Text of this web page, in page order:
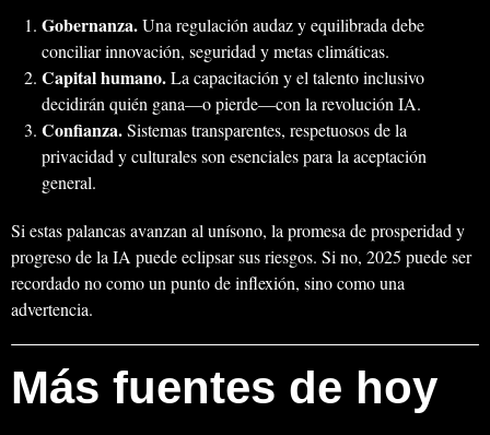
Gobernanza.Una regulación audaz y equilibrada debe
conciliar innovación, seguridad y metas climáticas.
Capital humano.La capacitación y el talento inclusivo
decidirán quién gana—o pierde—con la revolución IA.
Confianza.Sistemas transparentes, respetuosos de la
privacidad y culturales son esenciales para la aceptación
general.
Si estas palancas avanzan al unísono, la promesa de prosperidad y
progreso de la IA puede eclipsar sus riesgos. Si no, 2025 puede ser
recordado no como un punto de inflexión, sino como una
advertencia.
Más fuentes de hoy